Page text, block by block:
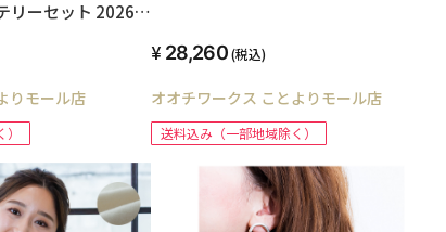
リーセット 2026年
りモール店
28,260(税込)
オオチワークス ことよりモール店
送料込み（一部地域除く）